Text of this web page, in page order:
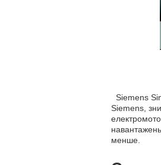
Siemens
Siemens,
менше.